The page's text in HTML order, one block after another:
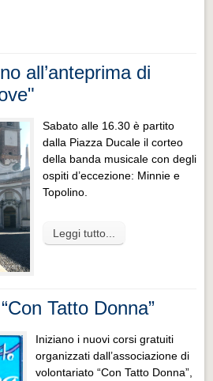
all’anteprima di
Sabato alle 16.30 è partito
dalla Piazza Ducale il corteo
della banda musicale con degli
ospiti d’eccezione: Minnie e
Topolino.
Leggi tutto...
Tatto Donna”
Iniziano i nuovi corsi gratuiti
organizzati dall’associazione di
volontariato “Con Tatto Donna”,